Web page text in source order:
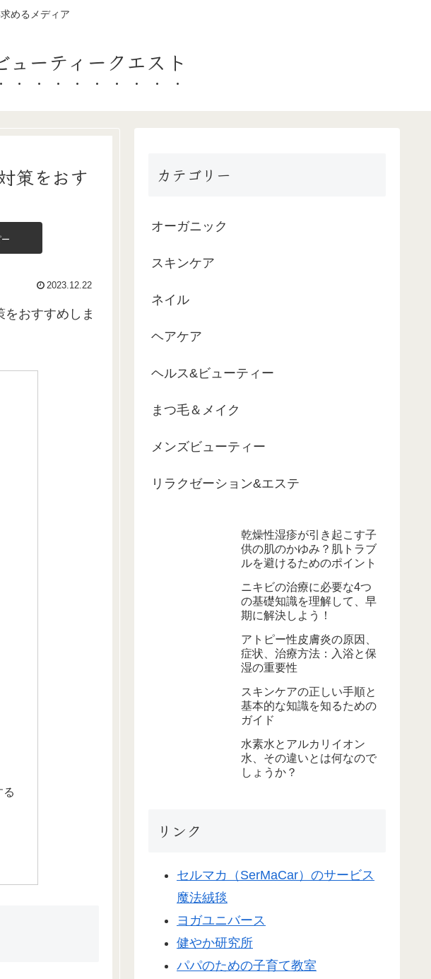
めるメディア
ーティークエスト
策をおす
2023.12.22
おすすめしま
る
カテゴリー
オーガニック
スキンケア
ネイル
ヘアケア
ヘルス&ビューティー
まつ毛＆メイク
メンズビューティー
リラクゼーション&エステ
乾燥性湿疹が引き起こす子
供の肌のかゆみ？肌トラブ
ルを避けるためのポイント
ニキビの治療に必要な4つ
の基礎知識を理解して、早
期に解決しよう！
アトピー性皮膚炎の原因、
症状、治療方法：入浴と保
湿の重要性
スキンケアの正しい手順と
基本的な知識を知るための
ガイド
水素水とアルカリイオン
水、その違いとは何なので
しょうか？
リンク
セルマカ（SerMaCar）のサービス
魔法絨毯
ヨガユニバース
健やか研究所
パパのための子育て教室